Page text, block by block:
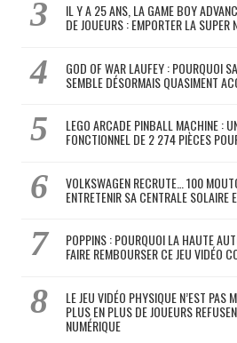
IL Y A 25 ANS, LA GAME BOY
DE JOUEURS : EMPORTER LA SUPER
GOD OF WAR LAUFEY : POURQUOI
SEMBLE DÉSORMAIS QUASIMENT
LEGO ARCADE PINBALL MACHINE :
FONCTIONNEL DE 2 274 PIÈCES
VOLKSWAGEN RECRUTE… 100
ENTRETENIR SA CENTRALE SOLAIRE
POPPINS : POURQUOI LA HAUTE
FAIRE REMBOURSER CE JEU VIDÉO
LE JEU VIDÉO PHYSIQUE N’EST PAS
PLUS EN PLUS DE JOUEURS
NUMÉRIQUE